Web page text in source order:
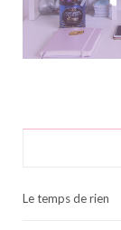
Le temps de rien